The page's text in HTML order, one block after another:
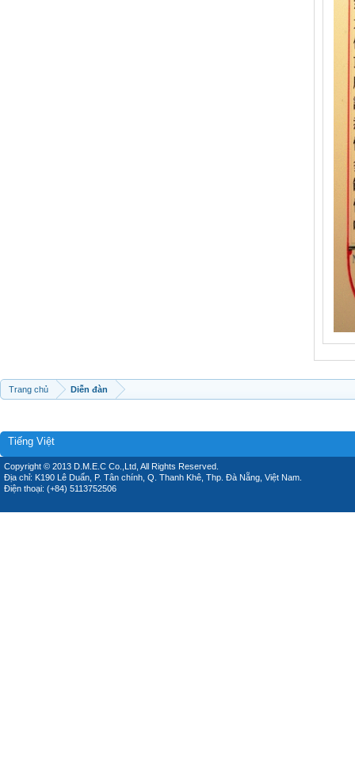
Trang chủ Diễn đàn
Tiếng Việt
Copyright © 2013 D.M.E.C Co.,Ltd, All Rights Reserved.
Địa chỉ: K190 Lê Duẩn, P. Tân chính, Q. Thanh Khê, Thp. Đà Nẵng, Việt Nam.
Điện thoại: (+84) 5113752506